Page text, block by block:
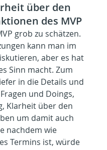
über den
des MVP
grob zu schätzen.
kann man im
aber es hat
Sinn macht. Zum
in die Details und
und Doings,
Klarheit über den
um damit auch
nachdem wie
Termins ist, würde